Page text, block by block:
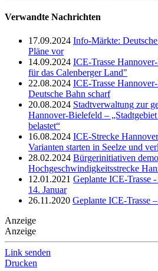
Verwandte Nachrichten
17.09.2024 Info-Märkte:
Pläne vor
14.09.2024 ICE-Trasse
für das Calenberger Land"
22.08.2024 ICE-Trasse
Deutsche Bahn scharf
20.08.2024 Stadtverwaltung zur
Hannover-Bielefeld –
belastet“
16.08.2024 ICE-Strecke
Varianten starten in Seelze und
28.02.2024 Bürgerinitiativen
Hochgeschwindigkeitsstrecke
12.01.2021 Geplante ICE-Trasse
14. Januar
26.11.2020 Geplante ICE-Trasse
Anzeige
Anzeige
Link senden
Drucken